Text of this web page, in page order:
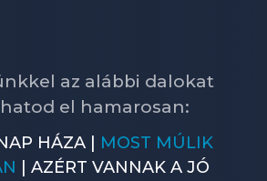
az alábbi dalokat
el hamarosan:
HÁZA | MOST MÚLIK
| AZÉRT VANNAK A JÓ